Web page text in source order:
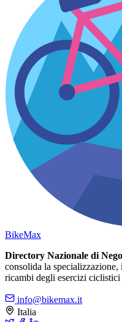
BikeMax
Directory Nazionale di
consolida la
ricambi degli esercizi
info@bikemax.it
Italia